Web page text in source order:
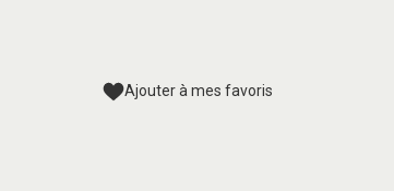
Ajouter à mes favoris